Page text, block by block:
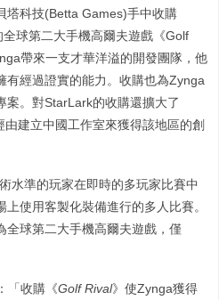
塔科技(Betta Games)手中收購
球第二大手機高爾夫遊戲《Golf
帶來一支才華洋溢的開發團隊，他
有經過證實的能力。收購也為Zynga
案。對StarLark的收購還擴大了
建立中國工作室來獲得該地區的創
水準的玩家在即時的多玩家比賽中
使用客製化裝備進行的多人比賽。
全球第二大手機高爾夫遊戲，僅
「收購《Golf Rival》使Zynga獲得